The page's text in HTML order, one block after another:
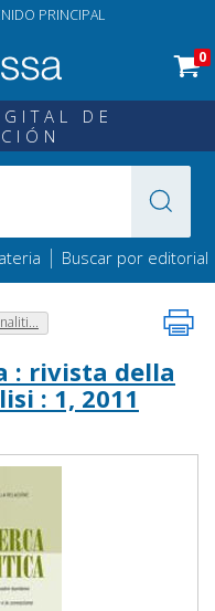
PRINCIPAL
0
DE
| Buscar por editorial
: rivista della
: 1, 2011